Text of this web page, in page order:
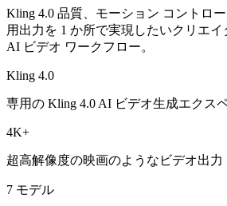
Kling 4.0 品質、モーション コントロ
用出力を 1 か所で実現したいクリエ
AI ビデオ ワークフロー。
Kling 4.0
専用の Kling 4.0 AI ビデオ生成エクス
4K+
超高解像度の映画のようなビデオ出力
7 モデル